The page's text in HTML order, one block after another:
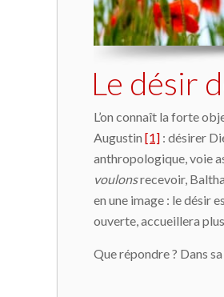
Le désir
L’on connaît la forte
Augustin [1] : désirer
anthropologique, voie
voulonsrecevoir,
en une image : le désir
ouverte, accueillera
Que répondre ? Dans